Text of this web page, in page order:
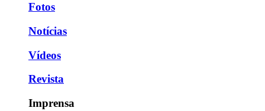
Fotos
Notícias
Vídeos
Revista
Imprensa